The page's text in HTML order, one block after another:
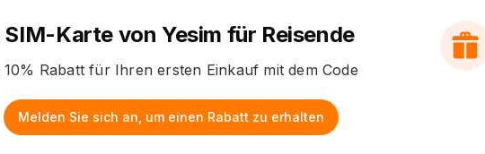
Karte von Yesim für Reisende
10% Rabatt für Ihren ersten Einkauf mit dem Code
Melden Sie sich an, um einen Rabatt zu erhalten